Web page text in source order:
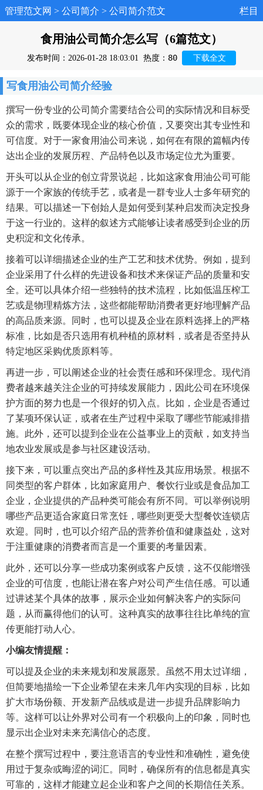
管理范文网 > 公司简介 > 公司简介范文 栏目
食用油公司简介怎么写（6篇范文）
发布时间：2026-01-28 18:03:01 热度： 80 下载全文
写食用油公司简介经验
撰写一份专业的公司简介需要结合公司的实际情况和目标受
众的需求，既要体现企业的核心价值，又要突出其专业性和
可信度。对于一家食用油公司来说，如何在有限的篇幅内传
达出企业的发展历程、产品特色以及市场定位尤为重要。
开头可以从企业的创立背景说起，比如这家食用油公司可能
源于一个家族的传统手艺，或者是一群专业人士多年研究的
结果。可以描述一下创始人是如何受到某种启发而决定投身
于这一行业的。这样的叙述方式能够让读者感受到企业的历
史积淀和文化传承。
接着可以详细描述企业的生产工艺和技术优势。例如，提到
企业采用了什么样的先进设备和技术来保证产品的质量和安
全。还可以具体介绍一些独特的技术流程，比如低温压榨工
艺或是物理精炼方法，这些都能帮助消费者更好地理解产品
的高品质来源。同时，也可以提及企业在原料选择上的严格
标准，比如是否只选用有机种植的原材料，或者是否坚持从
特定地区采购优质原料等。
再进一步，可以阐述企业的社会责任感和环保理念。现代消
费者越来越关注企业的可持续发展能力，因此公司在环境保
护方面的努力也是一个很好的切入点。比如，企业是否通过
了某项环保认证，或者在生产过程中采取了哪些节能减排措
施。此外，还可以提到企业在公益事业上的贡献，如支持当
地农业发展或是参与社区建设活动。
接下来，可以重点突出产品的多样性及其应用场景。根据不
同类型的客户群体，比如家庭用户、餐饮行业或是食品加工
企业，企业提供的产品种类可能会有所不同。可以举例说明
哪些产品更适合家庭日常烹饪，哪些则更受大型餐饮连锁店
欢迎。同时，也可以介绍产品的营养价值和健康益处，这对
于注重健康的消费者而言是一个重要的考量因素。
此外，还可以分享一些成功案例或客户反馈，这不仅能增强
企业的可信度，也能让潜在客户对公司产生信任感。可以通
过讲述某个具体的故事，展示企业如何解决客户的实际问
题，从而赢得他们的认可。这种真实的故事往往比单纯的宣
传更能打动人心。
小编友情提醒：
可以提及企业的未来规划和发展愿景。虽然不用太过详细，
但简要地描绘一下企业希望在未来几年内实现的目标，比如
扩大市场份额、开发新产品线或是进一步提升品牌影响力
等。这样可以让外界对公司有一个积极向上的印象，同时也
显示出企业对未来充满信心的态度。
在整个撰写过程中，要注意语言的专业性和准确性，避免使
用过于复杂或晦涩的词汇。同时，确保所有的信息都是真实
可靠的，这样才能建立起企业和客户之间的长期信任关系。